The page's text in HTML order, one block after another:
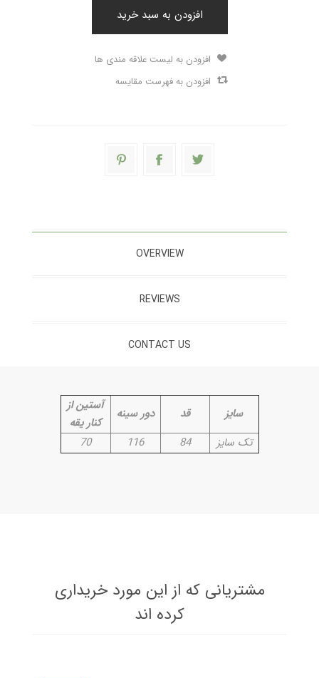
افزودن به سبد خرید
افزودن به لیست علاقه مندی ها
افزودن به فهرست مقایسه
OVERVIEW
REVIEWS
CONTACT US
سایز قد دور سینه
آستین از
کنار یقه
تک سایز
84
116
70
مشتریانی که از این مورد خریداری
کرده اند